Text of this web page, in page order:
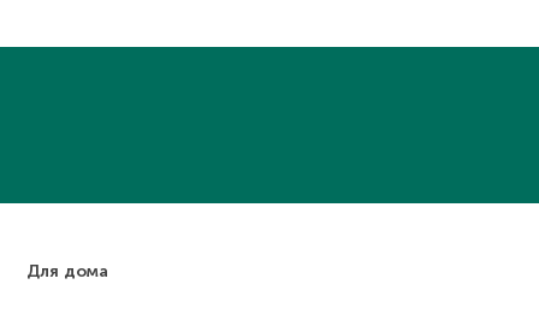
Для дома